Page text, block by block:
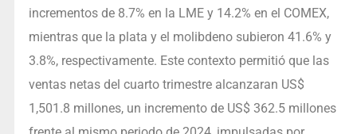
incrementos de 8.7% en la LME y 14.2% en el COMEX,
mientras que la plata y el molibdeno subieron 41.6% y
3.8%, respectivamente. Este contexto permitió que las
ventas netas del cuarto trimestre alcanzaran US$
1,501.8 millones, un incremento de US$ 362.5 millones